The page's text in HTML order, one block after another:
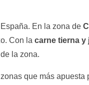
En la zona de
Con la carne tierna y
la zona.
que más apuesta